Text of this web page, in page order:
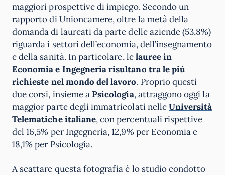
maggiori prospettive di impiego. Secondo un
rapporto di Unioncamere, oltre la metà della
domanda di laureati da parte delle aziende (53,8%)
riguarda i settori dell’economia, dell’insegnamento
e della sanità. In particolare, lelauree in
Economia e Ingegneria risultano tra le più
richieste nel mondo del lavoro. Proprio questi
due corsi, insieme aPsicologia, attraggono oggi la
maggior parte degli immatricolati nelleUniversità
Telematiche italiane, con percentuali rispettive
del 16,5% per Ingegneria, 12,9% per Economia e
18,1% per Psicologia.
A scattare questa fotografia è lo studio condotto